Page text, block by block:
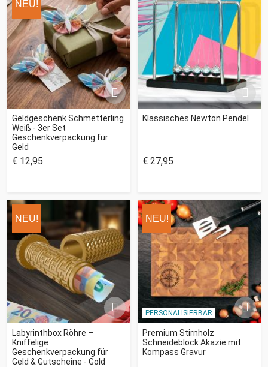
NEU!
Geldgeschenk Schmetterling
Weiß - 3er Set
Geschenkverpackung für
Geld
€ 12,95
Klassisches Newton Pendel
€ 27,95
NEU!
Labyrinthbox Röhre –
Kniffelige
Geschenkverpackung für
Geld & Gutscheine - Gold
NEU!
PERSONALISIERBAR
Premium Stirnholz
Schneideblock Akazie mit
Kompass Gravur